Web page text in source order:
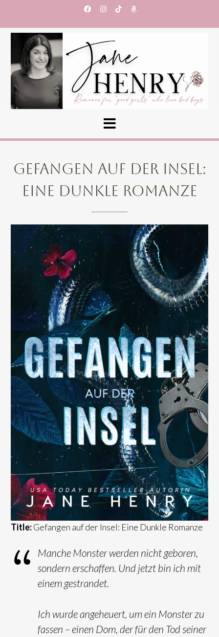
GEFANGEN AUF DER INSEL:
EINE DUNKLE ROMANZE
Title:Gefangen auf der Insel: Eine Dunkle Romanze
Manche Monster werden nicht geboren,
sondern erschaffen. Und jetzt bin ich mit
einem gestrandet.
Ich wurde angeheuert, um ein Monster zu
fassen – einen Dom, der für den Tod seiner